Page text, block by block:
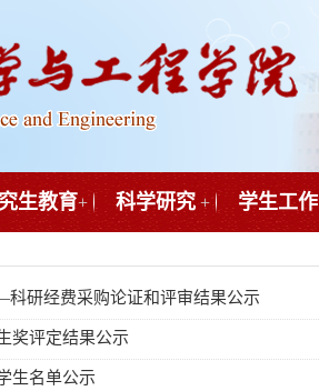
生教育+ 科学研究 + 学生工作
研经费采购论证和评审结果公示
奖评定结果公示
生名单公示